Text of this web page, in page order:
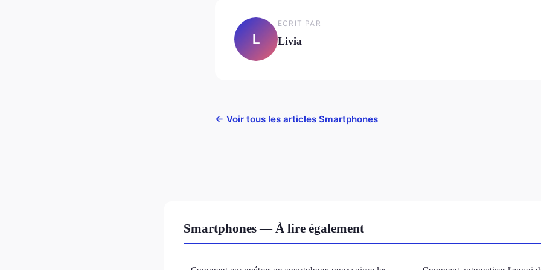
L
ECRIT PAR
Livia
← Voir tous les articles Smartphones
Smartphones — À lire également